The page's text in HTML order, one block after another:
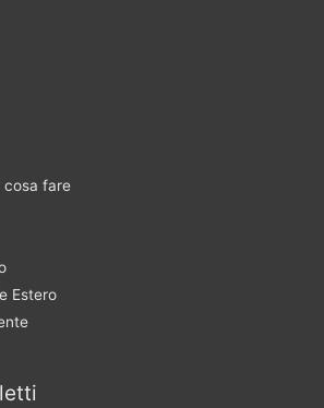
cosa fare
Estero